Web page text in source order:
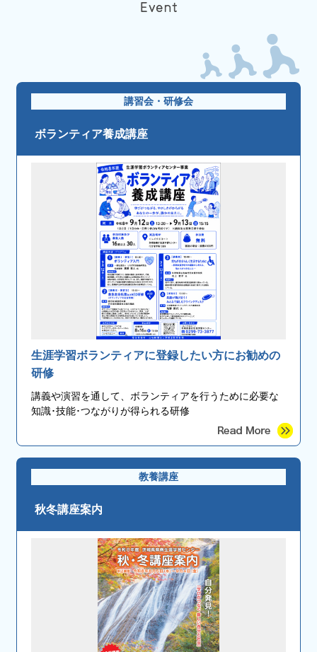
講習会・研修会
ボランティア養成講座
生涯学習ボランティアに登録したい方にお勧めの
研修
講義や演習を通して、ボランティアを行うために必要な
知識･技能･つながりが得られる研修
教養講座
秋冬講座案内